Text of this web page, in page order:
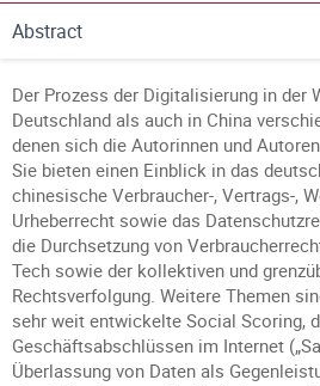
Abstract
Der Prozess der Digitalisierung in
Deutschland als auch in China
denen sich die Autorinnen und
Sie bieten einen Einblick in das
chinesische Verbraucher-, Vertrags-,
Urheberrecht sowie das
die Durchsetzung von
Tech sowie der kollektiven und
Rechtsverfolgung. Weitere Themen
sehr weit entwickelte Social Scoring,
Geschäftsabschlüssen im Internet
Überlassung von Daten als